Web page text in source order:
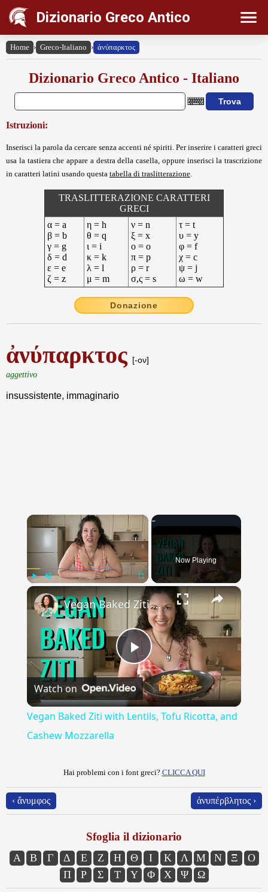
Dizionario Greco Antico
Home › Greco-Italiano › ἀνύπαρκτος
Dizionario Greco Antico - Italiano
Istruzioni:
Inserisci la parola da cercare senza accenti né spiriti. Per inserire i caratteri greci
usa la tastiera che appare a destra della casella, oppure inserisci la trascrizione
in caratteri latini usando questa tabella di traslitterazione
TRASLITTERAZIONE CARATTERI
GRECI
α = a
β = b
γ = g
δ = d
ε = e
ζ = z
η = h
θ = q
ι = i
κ = k
λ = l
μ = m
ν = n
ξ = x
ο = o
π = p
ρ = r
σ,ς = s
τ = t
υ = y
φ = f
χ = c
ψ = j
ω = w
Donazione
ἀνύπαρκτος [-ον]
aggettivo
insussistente, immaginario
×
Fullscreen
Now Playing
×
Play
Video
Vegan Baked Ziti with Lentils, Tofu Ricotta, and Cashew Mozzarella
Watch on
Vegan Baked Ziti with Lentils, Tofu Ricotta, and
Cashew Mozzarella
Hai problemi con i font greci? CLICCA QUI
‹ ἄνυμφος ἀνυπέρβλητος ›
Sfoglia il dizionario
Α Β Γ Δ Ε Ζ Η Θ Ι Κ Λ Μ Ν Ξ
Ο
Π
Ρ Σ Τ Υ Φ Χ Ψ Ω